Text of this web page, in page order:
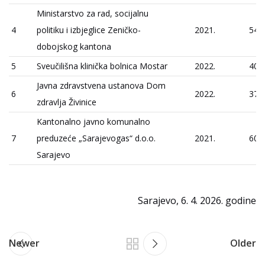
4
Ministarstvo za rad, socijalnu
politiku i izbjeglice Zeničko-
dobojskog kantona
2021. 54%
5 Sveučilišna klinička bolnica Mostar 2022. 40%
6
Javna zdravstvena ustanova Dom
zdravlja Živinice
2022. 37%
7
Kantonalno javno komunalno
preduzeće „Sarajevogas“ d.o.o.
Sarajevo
2021. 60%
Sarajevo, 6. 4. 2026. godine
Newer Older